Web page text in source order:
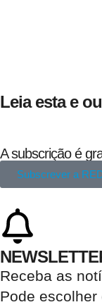
Leia esta e
A subscrição é
Subscrever a
Receba as
Pode